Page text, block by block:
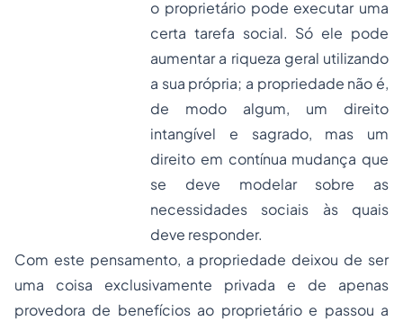
o proprietário pode executar uma
certa tarefa social. Só ele pode
aumentar a riqueza geral utilizando
a sua própria; a propriedade não é,
de modo algum, um direito
intangível e sagrado, mas um
direito em contínua mudança que
se deve modelar sobre as
necessidades sociais às quais
deve responder.
Com este pensamento, a propriedade deixou de ser
uma coisa exclusivamente privada e de apenas
provedora de benefícios ao proprietário e passou a